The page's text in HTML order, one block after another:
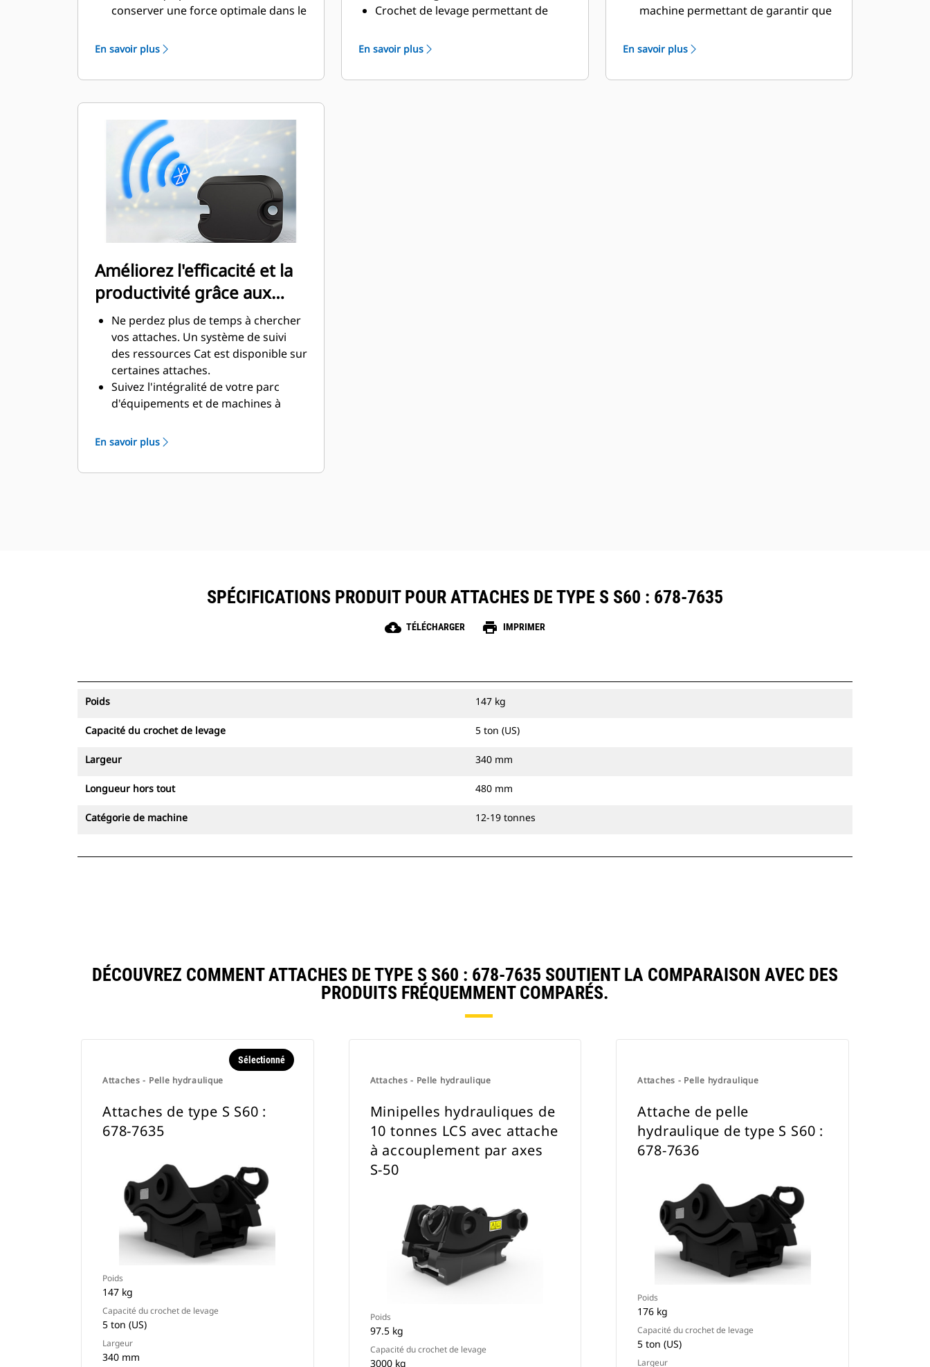
conserver une force optimale dans le
Large surface de contact pour le
raccordement des équipements
empêchant toute usure excessive
Cheville de verrouillage extra-
robuste garantissant la fixation
parfaite des équipements
En savoir plus
Crochet de levage permettant de
ou d'une sangle
En savoir plus
machine permettant de garantir que
Les conducteurs peuvent changer
d'équipement indépendamment tout
en restant en sécurité dans la cabine
En savoir plus
Améliorez l'efficacité et la
productivité grâce aux
technologies intégrées
Ne perdez plus de temps à chercher
vos attaches. Un système de suivi
des ressources Cat est disponible sur
certaines attaches.
Suivez l'intégralité de votre parc
d'équipements et de machines à
attaches dotées du système de suivi
des ressources peuvent être
visualisées dans VisionLink® avec le
En savoir plus
SPÉCIFICATIONS PRODUIT POUR ATTACHES DE TYPE S S60 : 678-7635
cloud_download TÉLÉCHARGER print IMPRIMER
Poids 147 kg
Capacité du crochet de levage 5 ton (US)
Largeur 340 mm
Longueur hors tout 480 mm
Catégorie de machine 12-19 tonnes
DÉCOUVREZ COMMENT ATTACHES DE TYPE S S60 : 678-7635 SOUTIENT LA COMPARAISON AVEC DES
PRODUITS FRÉQUEMMENT COMPARÉS.
Attaches - Pelle hydraulique
Sélectionné
Attaches de type S S60 :
678-7635
Poids
147 kg
Capacité du crochet de levage
5 ton (US)
Largeur
340 mm
Attaches - Pelle hydraulique
Minipelles hydrauliques de
10 tonnes LCS avec attache
à accouplement par axes
S-50
Poids
97.5 kg
Capacité du crochet de levage
3000 kg
Attaches - Pelle hydraulique
Attache de pelle
hydraulique de type S S60 :
678-7636
Poids
176 kg
Capacité du crochet de levage
5 ton (US)
Largeur